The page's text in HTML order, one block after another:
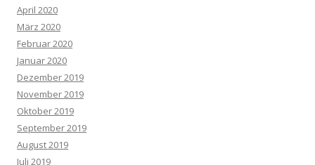
April 2020
März 2020
Februar 2020
Januar 2020
Dezember 2019
November 2019
Oktober 2019
September 2019
August 2019
Juli 2019